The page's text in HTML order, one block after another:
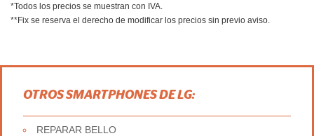
*Todos los precios se muestran con IVA.
**Fix se reserva el derecho de modificar los precios sin previo aviso.
OTROS SMARTPHONES DE LG:
REPARAR BELLO